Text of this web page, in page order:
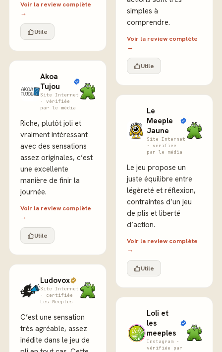
Voir la review complète
→
Utile
Akoa
Tujou
Site Internet
· vérifiée
par le média
Riche, plutôt joli et
vraiment intéressant
avec des sensations
assez originales, c’est
une excellente
manière de finir la
journée.
Voir la review complète
→
Utile
Ludovox
Site Internet
· certifiée
Les Meeples
C’est une sensation
très agréable, assez
inédite dans le jeu de
simples à
comprendre.
Voir la review complète
→
Utile
Le
Meeple
Jaune
Site Internet
· vérifiée
par le média
Le jeu propose un
juste équilibre entre
légèreté et réflexion,
contraintes d’un jeu
de plis et liberté
d’action.
Voir la review complète
→
Utile
Loli et
les
meeples
Instagram ·
vérifiée par